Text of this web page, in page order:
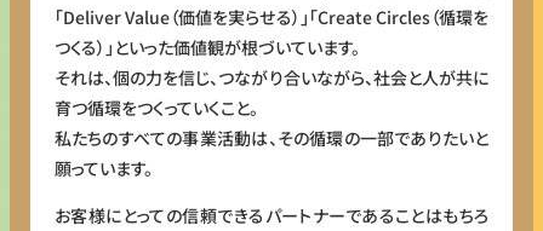
「Deliver Value（価値を実らせる）」「Create Circles（循環を
つくる）」といった価値観が根づいています。
それは、個の力を信じ、つながり合いながら、社会と人が共に
育つ循環をつくっていくこと。
私たちのすべての事業活動は、その循環の一部でありたいと
願っています。
お客様にとっての信頼できるパートナーであることはもちろ